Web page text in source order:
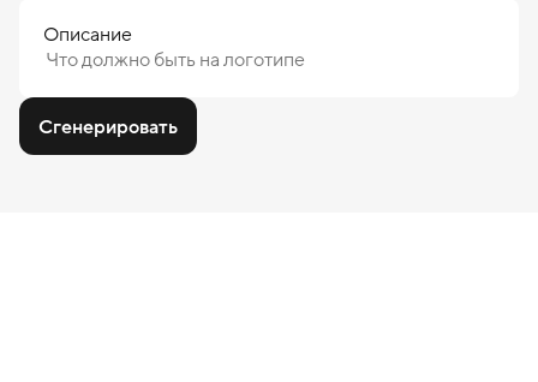
Описание
Сгенерировать